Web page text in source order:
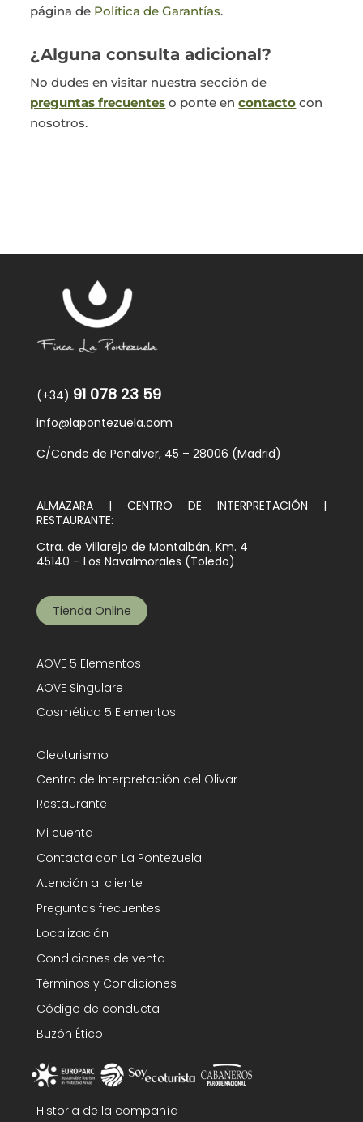
página de Política de Garantías.
¿Alguna consulta adicional?
No dudes en visitar nuestra sección de
preguntas frecuentes o ponte encontacto con
nosotros.
(+34) 91 078 23 59
info@lapontezuela.com
C/Conde de Peñalver, 45 – 28006 (Madrid)
ALMAZARA | CENTRO DE INTERPRETACIÓN |
RESTAURANTE:
Ctra. de Villarejo de Montalbán, Km. 4
45140 – Los Navalmorales (Toledo)
Tienda Online
AOVE 5 Elementos
AOVE Singulare
Cosmética 5 Elementos
Oleoturismo
Centro de Interpretación del Olivar
Restaurante
Mi cuenta
Contacta con La Pontezuela
Atención al cliente
Preguntas frecuentes
Localización
Condiciones de venta
Términos y Condiciones
Código de conducta
Buzón Ético
Historia de la compañía